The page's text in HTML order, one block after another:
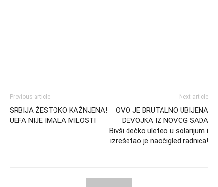
Previous article
SRBIJA ŽESTOKO KAŽNJENA!
UEFA NIJE IMALA MILOSTI
Next article
OVO JE BRUTALNO UBIJENA
DEVOJKA IZ NOVOG SADA
Bivši dečko uleteo u solarijum i
izrešetao je naočigled radnica!